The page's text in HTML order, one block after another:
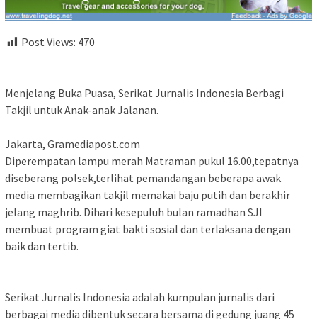
Post Views: 470
Menjelang Buka Puasa, Serikat Jurnalis Indonesia Berbagi
Takjil untuk Anak-anak Jalanan.
Jakarta, Gramediapost.com
Diperempatan lampu merah Matraman pukul 16.00,tepatnya
diseberang polsek,terlihat pemandangan beberapa awak
media membagikan takjil memakai baju putih dan berakhir
jelang maghrib. Dihari kesepuluh bulan ramadhan SJI
membuat program giat bakti sosial dan terlaksana dengan
baik dan tertib.
Serikat Jurnalis Indonesia adalah kumpulan jurnalis dari
berbagai media dibentuk secara bersama di gedung juang 45